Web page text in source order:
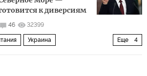
к диверсиям
46 32399
Еще 4
Украина